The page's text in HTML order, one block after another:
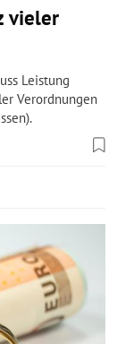
vieler
Leistung
Verordnungen